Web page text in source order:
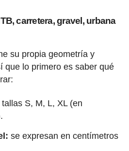
carretera, gravel, urbana
su propia geometría y
que lo primero es saber qué
tallas S, M, L, XL (en
se expresan en centímetros